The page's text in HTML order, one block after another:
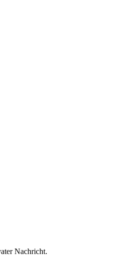
Nachricht.